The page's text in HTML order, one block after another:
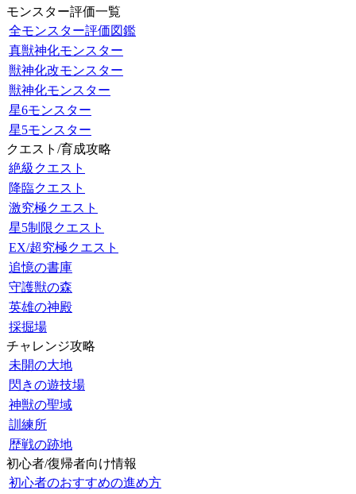
モンスター評価一覧
全モンスター評価図鑑
真獣神化モンスター
獣神化改モンスター
獣神化モンスター
星6モンスター
星5モンスター
クエスト/育成攻略
絶級クエスト
降臨クエスト
激究極クエスト
星5制限クエスト
EX/超究極クエスト
追憶の書庫
守護獣の森
英雄の神殿
採掘場
チャレンジ攻略
未開の大地
閃きの遊技場
神獣の聖域
訓練所
歴戦の跡地
初心者/復帰者向け情報
初心者のおすすめの進め方